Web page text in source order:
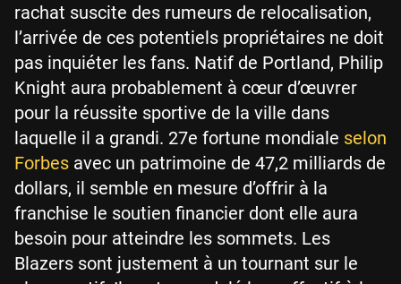
rachat suscite des rumeurs de relocalisation,
l’arrivée de ces potentiels propriétaires ne doit
pas inquiéter les fans. Natif de Portland, Philip
Knight aura probablement à cœur d’œuvrer
pour la réussite sportive de la ville dans
laquelle il a grandi. 27e fortune mondiale selon
Forbes avec un patrimoine de 47,2 milliards de
dollars, il semble en mesure d’offrir à la
franchise le soutien financier dont elle aura
besoin pour atteindre les sommets. Les
Blazers sont justement à un tournant sur le